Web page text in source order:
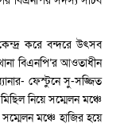
করে বন্দরে উৎসব
বিএনপি’র আওতাধীন
ফেস্টুনে সু-সজ্জিত
নিয়ে সম্মেলন মঞ্চে
মঞ্চে হাজির হয়ে